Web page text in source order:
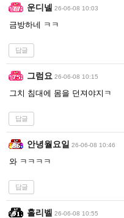
운디넬 26-06-08 10:03
금방하네 ㅋㅋ
답글
그럼요 26-06-08 10:15
그치 침대에 몸을 던져야지ㅋ
답글
안녕월요일 26-06-08 10:46
와 ㅋㅋㅋㅋ
답글
홀리벨 26-06-08 10:55